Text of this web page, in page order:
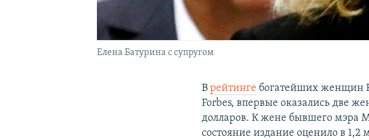
Елена Батурина с супругом
Врейтинге богатейших женщин
Forbes, впервые оказались две
долларов. К жене бывшего мэра
состояние издание оценило в 1,2